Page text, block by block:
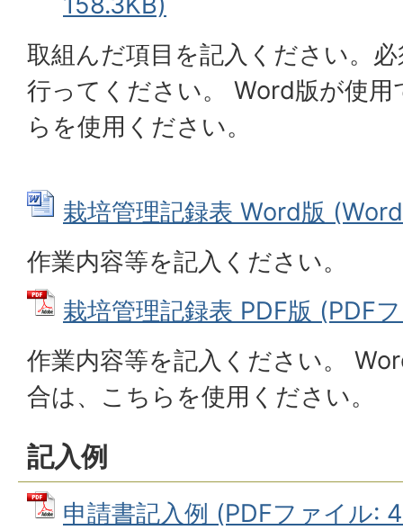
取組んだ項目を記入ください。
行ってください。 Word版が使
らを使用ください。
栽培管理記録表 Word版
作業内容等を記入ください。
栽培管理記録表 PDF版 (PDF
作業内容等を記入ください。
合は、こちらを使用ください。
記入例
申請書記入例 (PDFファイル: